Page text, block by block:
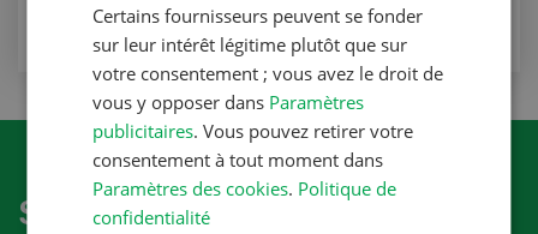
S'abonner à la newletter
Certains fournisseurs peuvent se fonder
sur leur intérêt légitime plutôt que sur
votre consentement ; vous avez le droit de
vous y opposer dans Paramètres
publicitaires. Vous pouvez retirer votre
consentement à tout moment dans
Paramètres des cookies. Politique de
confidentialité